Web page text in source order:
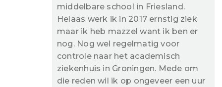
middelbare school in Friesland.
Helaas werk ik in 2017 ernstig ziek
maar ik heb mazzel want ik ben er
nog. Nog wel regelmatig voor
controle naar het academisch
ziekenhuis in Groningen. Mede om
die reden wil ik op ongeveer een uur